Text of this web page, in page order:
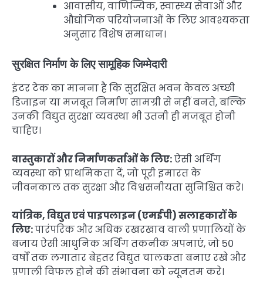
आवासीय, वाणिज्यिक, स्वास्थ्य सेवाओं और
औद्योगिक परियोजनाओं के लिए आवश्यकता
अनुसार विशेष समाधान।
सुरक्षित निर्माण के लिए सामूहिक जिम्मेदारी
इंटर टेक का मानना है कि सुरक्षित भवन केवल अच्छी
डिजाइन या मजबूत निर्माण सामग्री से नहीं बनते, बल्कि
उनकी विद्युत सुरक्षा व्यवस्था भी उतनी ही मजबूत होनी
चाहिए।
वास्तुकारों और निर्माणकर्ताओं के लिए:ऐसी अर्थिंग
व्यवस्था को प्राथमिकता दें, जो पूरी इमारत के
जीवनकाल तक सुरक्षा और विश्वसनीयता सुनिश्चित करे।
यांत्रिक, विद्युत एवं पाइपलाइन (एमईपी) सलाहकारों के
लिए:पारंपरिक और अधिक रखरखाव वाली प्रणालियों के
बजाय ऐसी आधुनिक अर्थिंग तकनीक अपनाएं, जो 50
वर्षों तक लगातार बेहतर विद्युत चालकता बनाए रखे और
प्रणाली विफल होने की संभावना को न्यूनतम करे।